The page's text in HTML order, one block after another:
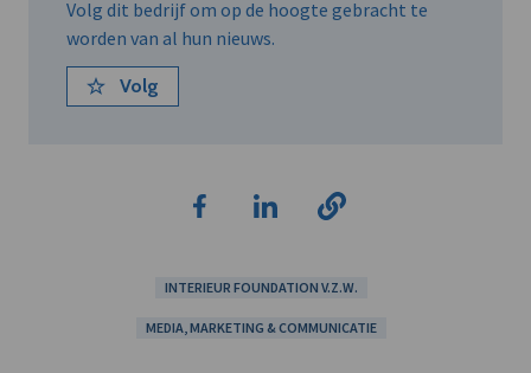
Volg dit bedrijf om op de hoogte gebracht te
worden van al hun nieuws.
Volg
INTERIEUR FOUNDATION V.Z.W.
MEDIA, MARKETING & COMMUNICATIE